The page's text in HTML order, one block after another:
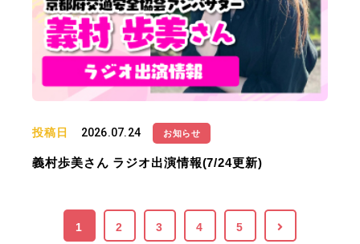
投稿日 2026.07.24 お知らせ
義村歩美さん ラジオ出演情報(7/24更新)
1 2 3 4 5